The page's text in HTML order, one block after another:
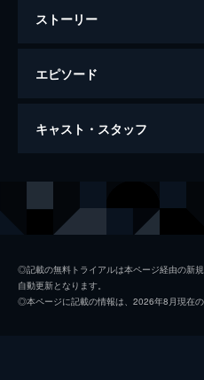
ストーリー
エピソード
ミュージカル「忍たま乱太郎」
キャスト・スタッフ
◎記載の無料トライアルは本ページ経由の新
自動更新となります。
◎本ページに記載の情報は、2026年8月現在の